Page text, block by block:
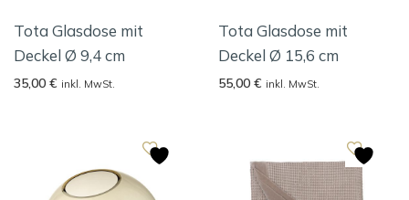
Tota Glasdose mit
Deckel Ø 9,4 cm
35,00 € inkl. MwSt.
Tota Glasdose mit
Deckel Ø 15,6 cm
55,00 € inkl. MwSt.